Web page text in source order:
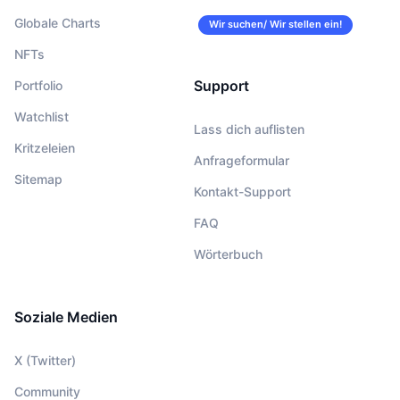
Globale Charts
NFTs
Portfolio
Watchlist
Kritzeleien
Sitemap
Wir suchen/ Wir stellen ein!
Support
Lass dich auflisten
Anfrageformular
Kontakt-Support
FAQ
Wörterbuch
Soziale Medien
X (Twitter)
Community